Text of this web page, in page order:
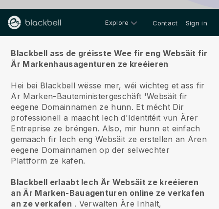
Explore Contact Sign in
Blackbell ass de gréisste Wee fir eng Websäit fir
Är Markenhausagenturen ze kreéieren
Hei bei Blackbell wësse mer, wéi wichteg et ass fir
Är Marken-Bauteministergeschäft 'Websäit fir
eegene Domainnamen ze hunn. Et mécht Dir
professionell a maacht Iech d'Identitéit vun Ärer
Entreprise ze bréngen. Also, mir hunn et einfach
gemaach fir Iech eng Websäit ze erstellen an Ären
eegene Domainnamen op der selwechter
Plattform ze kafen.
Blackbell erlaabt Iech Är Websäit ze kreéieren
an Är Marken-Bauagenturen online ze verkafen
an ze verkafen . Verwalten Äre Inhalt,